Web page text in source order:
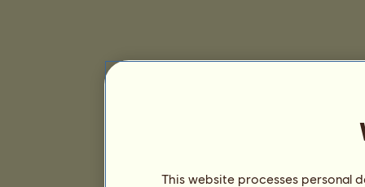
This website processes personal